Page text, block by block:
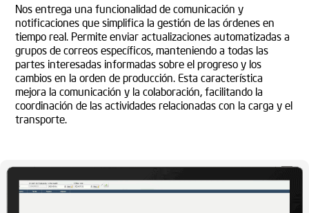
Nos entrega una funcionalidad de comunicación y
notificaciones que simplifica la gestión de las órdenes en
tiempo real. Permite enviar actualizaciones automatizadas a
grupos de correos específicos, manteniendo a todas las
partes interesadas informadas sobre el progreso y los
cambios en la orden de producción. Esta característica
mejora la comunicación y la colaboración, facilitando la
coordinación de las actividades relacionadas con la carga y el
transporte.